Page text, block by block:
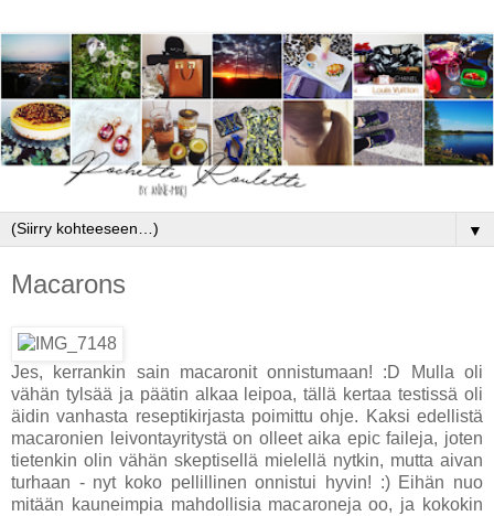
▼
Macarons
Jes, kerrankin sain macaronit onnistumaan! :D Mulla oli
vähän tylsää ja päätin alkaa leipoa, tällä kertaa testissä oli
äidin vanhasta reseptikirjasta poimittu ohje. Kaksi edellistä
macaronien leivontayritystä on olleet aika epic faileja, joten
tietenkin olin vähän skeptisellä mielellä nytkin, mutta aivan
turhaan - nyt koko pellillinen onnistui hyvin! :) Eihän nuo
mitään kauneimpia mahdollisia macaroneja oo, ja kokokin